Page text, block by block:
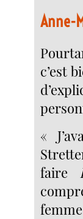
Anne-
c’est
«
faire